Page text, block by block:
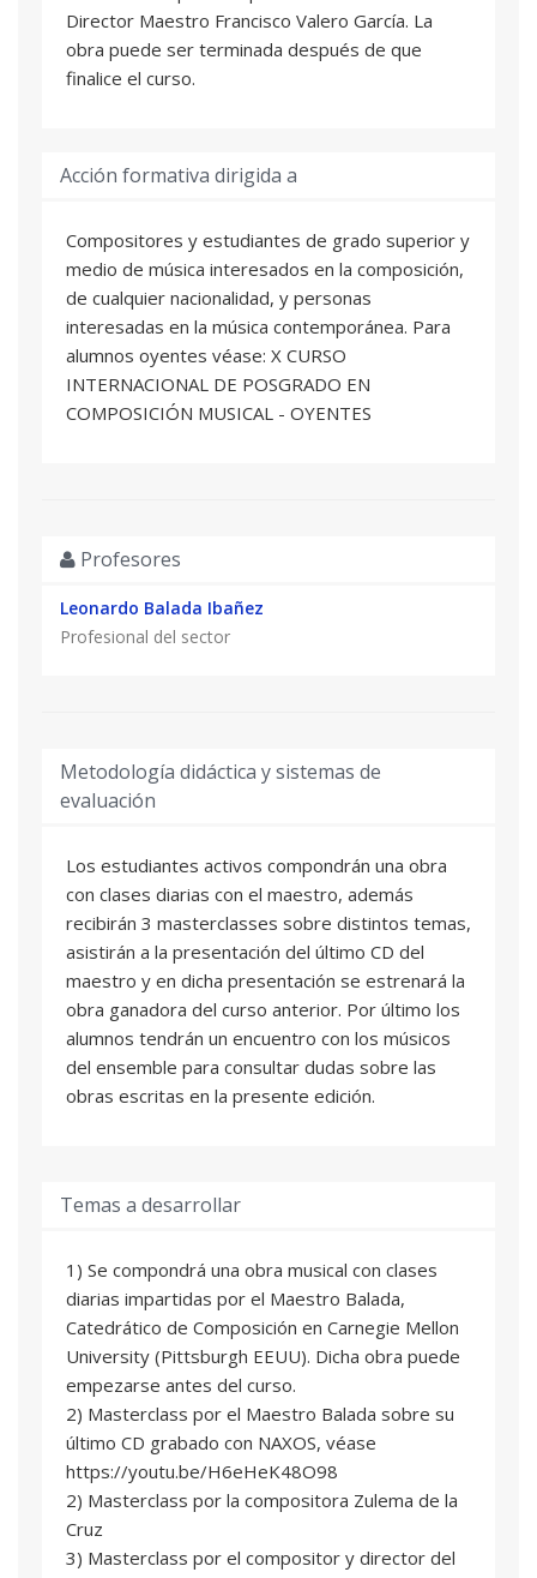
Director Maestro Francisco Valero García. La
obra puede ser terminada después de que
finalice el curso.
Acción formativa dirigida a
Compositores y estudiantes de grado superior y
medio de música interesados en la composición,
de cualquier nacionalidad, y personas
interesadas en la música contemporánea. Para
alumnos oyentes véase: X CURSO
INTERNACIONAL DE POSGRADO EN
COMPOSICIÓN MUSICAL - OYENTES
Profesores
Leonardo Balada Ibañez
Profesional del sector
Metodología didáctica y sistemas de
evaluación
Los estudiantes activos compondrán una obra
con clases diarias con el maestro, además
recibirán 3 masterclasses sobre distintos temas,
asistirán a la presentación del último CD del
maestro y en dicha presentación se estrenará la
obra ganadora del curso anterior. Por último los
alumnos tendrán un encuentro con los músicos
del ensemble para consultar dudas sobre las
obras escritas en la presente edición.
Temas a desarrollar
1) Se compondrá una obra musical con clases
diarias impartidas por el Maestro Balada,
Catedrático de Composición en Carnegie Mellon
University (Pittsburgh EEUU). Dicha obra puede
empezarse antes del curso.
2) Masterclass por el Maestro Balada sobre su
último CD grabado con NAXOS, véase
https://youtu.be/H6eHeK48O98
2) Masterclass por la compositora Zulema de la
Cruz
3) Masterclass por el compositor y director del